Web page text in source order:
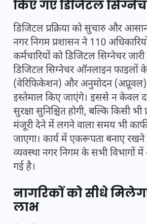
किए गए डिजिटल
डिजिटल प्रक्रिया को सुचारु और
नगर निगम प्रशासन ने 110
कर्मचारियों को डिजिटल सिग्नेचर
डिजिटल सिग्नेचर ऑनलाइन फाइलों
(वेरिफिकेशन) और अनुमोदन
इस्तेमाल किए जाएंगे। इससे न केवल
सुरक्षा सुनिश्चित होगी, बल्कि किसी भी
मंजूरी देने में लगने वाला समय भी
जाएगा। कार्य में एकरूपता बनाए
व्यवस्था नगर निगम के सभी विभागों में
गई है।
नागरिकों को सीधे
लाभ